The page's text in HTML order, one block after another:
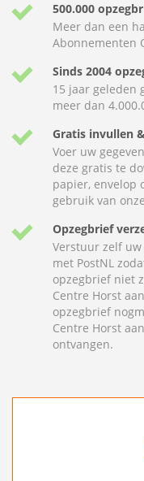
500.000
Meer dan een
Abonnementen
Sinds 2004
15 jaar geleden
meer dan
Gratis invullen
Voer uw
deze gratis te
papier, envelop
gebruik van
Opzegbrief
Verstuur zelf
met PostNL
opzegbrief niet
Centre Horst
opzegbrief
Centre Horst
ontvangen.